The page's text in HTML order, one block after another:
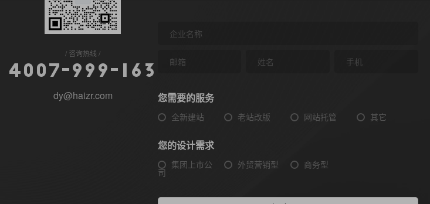
咨询热线
4 0 0 7- 9 9 9 - 6 3
dy@haizr.com 您需要的服务
全新建站 老站改版 网站托管 其它
您的设计需求
集团上市公
司
外贸营销型 商务型